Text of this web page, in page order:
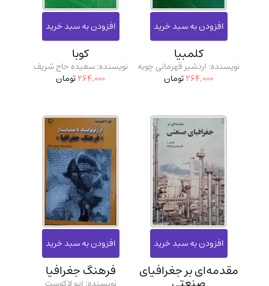
مدرسان شریف و انتشارت ارشد کتاب‌های..(2)
دانشگاه پیامـ نور(10)
کلمبیا
نویسنده: اردشیر قهرمانی چوبه
264,000تومان
کوبا
نویسنده: سعیده حاج شریف
264,000تومان
مقدمه‌ای بر جغرافیای فرهنگ جغرافیا